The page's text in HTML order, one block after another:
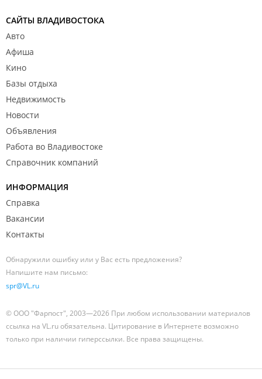
САЙТЫ ВЛАДИВОСТОКА
Авто
Афиша
Кино
Базы отдыха
Недвижимость
Новости
Объявления
Работа во Владивостоке
Справочник компаний
ИНФОРМАЦИЯ
Справка
Вакансии
Контакты
Обнаружили ошибку или у Вас есть предложения?
Напишите нам письмо:
spr@VL.ru
© ООО "Фарпост", 2003—2026 При любом использовании материалов
ссылка на VL.ru обязательна. Цитирование в Интернете возможно
только при наличии гиперссылки. Все права защищены.